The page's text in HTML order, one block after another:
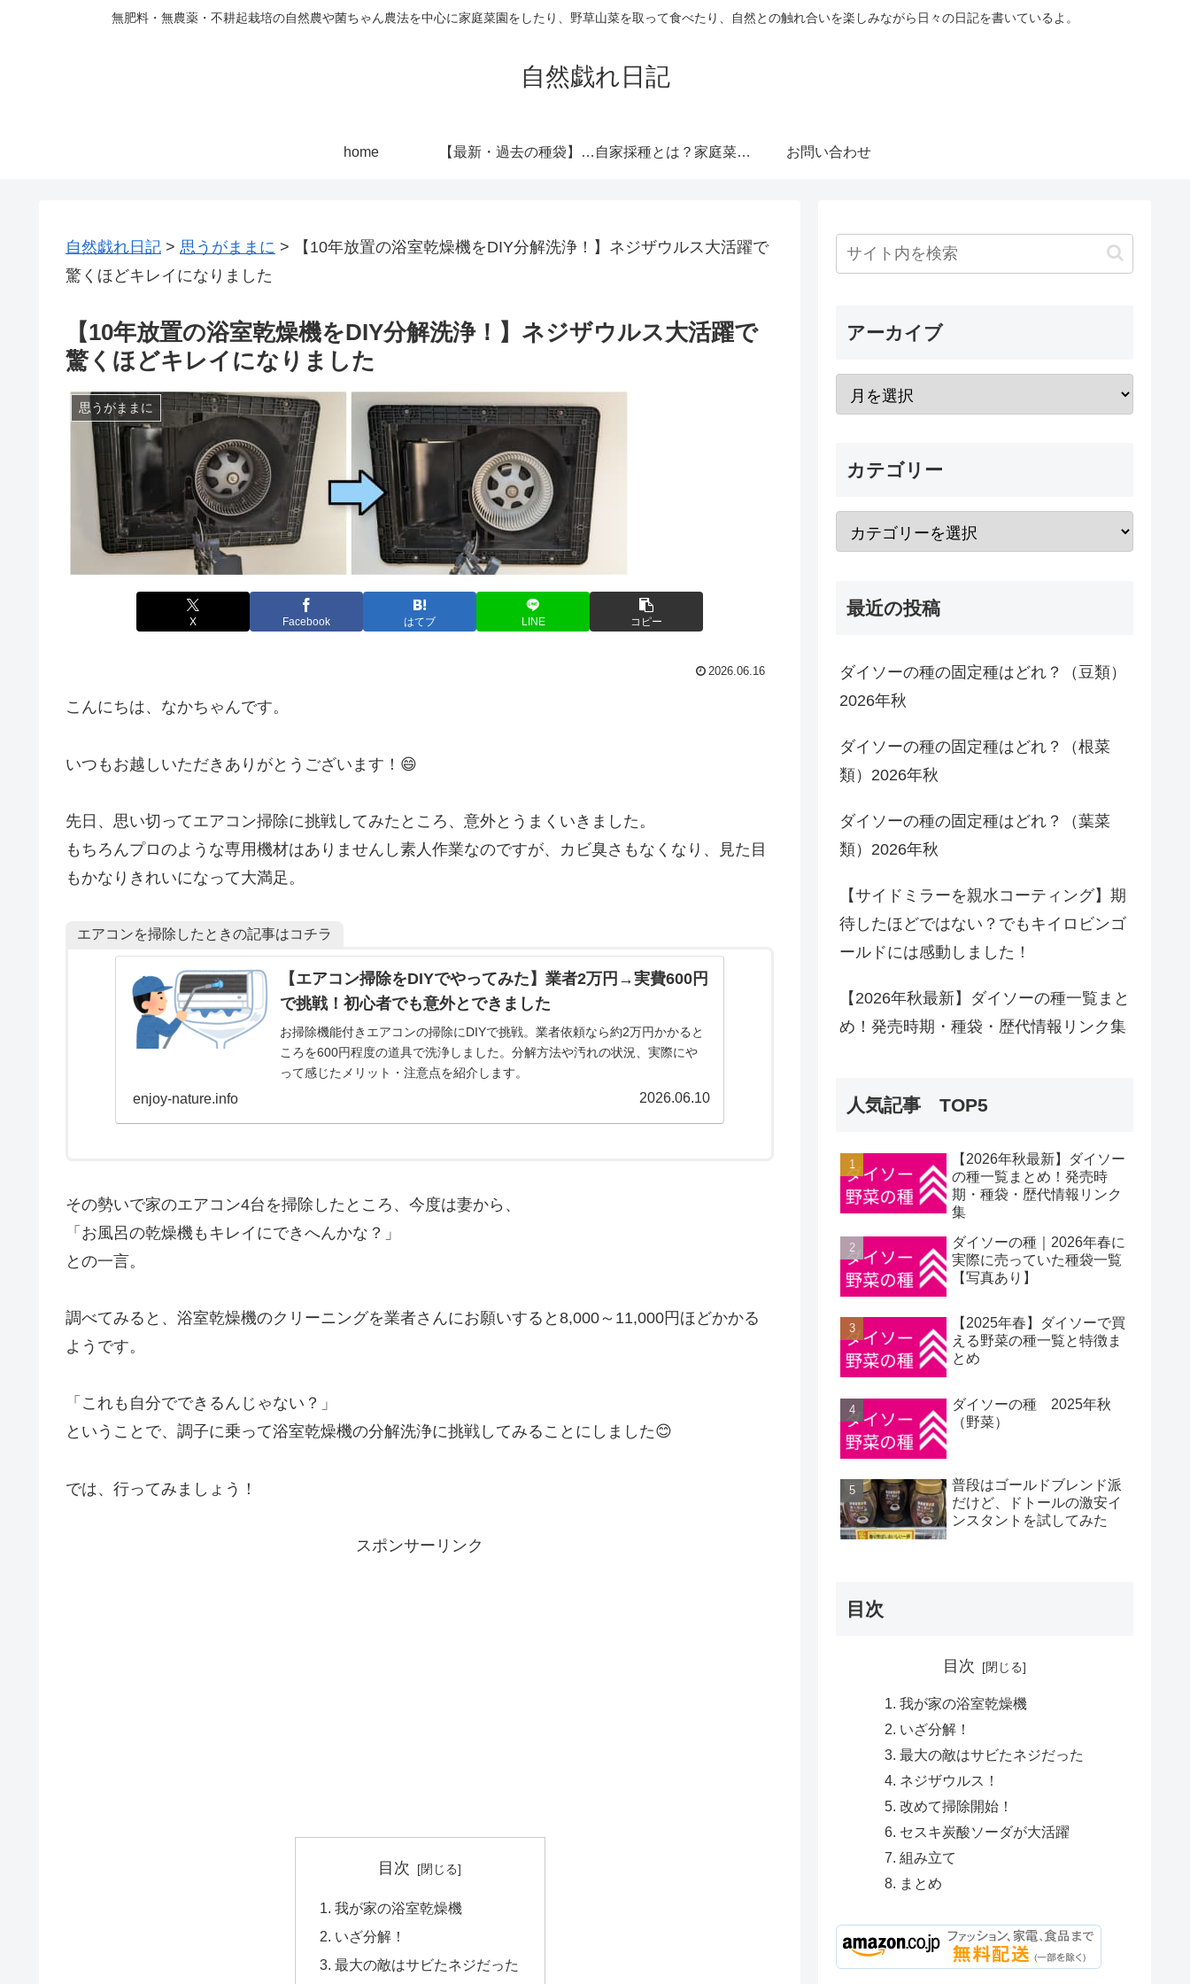
無肥料・無農薬・不耕起栽培の自然農や菌ちゃん農法を中心に家庭菜園をしたり、野草山菜を取って食べたり、自然との触れ合いを楽しみながら日々の日記を書いているよ。
自然戯れ日記
home 【最新・過去の種袋】ダイソーの種一覧まとめ！発売時期・全種類・栽培記録歴代リンク集 自家採種とは？家庭菜園で種をつなぐという選択 お問い合わせ
自然戯れ日記 > 思うがままに >
【10年放置の浴室乾燥機をDIY分解洗浄！】ネジザウルス大活躍で
驚くほどキレイになりました
【10年放置の浴室乾燥機をDIY分解洗浄！】ネジザウルス大活躍で
驚くほどキレイになりました
思うがままに
X Facebook はてブ LINE コピー
2026.06.16
こんにちは、なかちゃんです。
いつもお越しいただきありがとうございます！😄
先日、思い切ってエアコン掃除に挑戦してみたところ、意外とうまくいきました。
もちろんプロのような専用機材はありませんし素人作業なのですが、カビ臭さもなくなり、見た目
もかなりきれいになって大満足。
エアコンを掃除したときの記事はコチラ
【エアコン掃除をDIYでやってみた】業者2万円→実費600円
で挑戦！初心者でも意外とできました
お掃除機能付きエアコンの掃除にDIYで挑戦。業者依頼なら約2万円かかると
ころを600円程度の道具で洗浄しました。分解方法や汚れの状況、実際にや
って感じたメリット・注意点を紹介します。
enjoy-nature.info 2026.06.10
その勢いで家のエアコン4台を掃除したところ、今度は妻から、
「お風呂の乾燥機もキレイにできへんかな？」
との一言。
調べてみると、浴室乾燥機のクリーニングを業者さんにお願いすると8,000～11,000円ほどかかる
ようです。
「これも自分でできるんじゃない？」
ということで、調子に乗って浴室乾燥機の分解洗浄に挑戦してみることにしました😊
では、行ってみましょう！
スポンサーリンク
目次
我が家の浴室乾燥機
いざ分解！
最大の敵はサビたネジだった
アーカイブ
カテゴリー
最近の投稿
ダイソーの種の固定種はどれ？（豆類）
2026年秋
ダイソーの種の固定種はどれ？（根菜
類）2026年秋
ダイソーの種の固定種はどれ？（葉菜
類）2026年秋
【サイドミラーを親水コーティング】期
待したほどではない？でもキイロビンゴ
ールドには感動しました！
【2026年秋最新】ダイソーの種一覧まと
め！発売時期・種袋・歴代情報リンク集
人気記事 TOP5
【2026年秋最新】ダイソー
の種一覧まとめ！発売時
期・種袋・歴代情報リンク
集
ダイソーの種｜2026年春に
実際に売っていた種袋一覧
【写真あり】
【2025年春】ダイソーで買
える野菜の種一覧と特徴ま
とめ
ダイソーの種 2025年秋
（野菜）
普段はゴールドブレンド派
だけど、ドトールの激安イ
ンスタントを試してみた
目次
目次
我が家の浴室乾燥機
いざ分解！
最大の敵はサビたネジだった
ネジザウルス！
改めて掃除開始！
セスキ炭酸ソーダが大活躍
組み立て
まとめ